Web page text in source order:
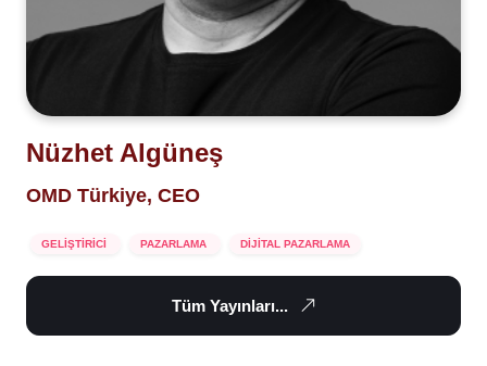
Nüzhet Algüneş
OMD Türkiye, CEO
GELİŞTİRİCİ PAZARLAMA DİJİTAL PAZARLAMA
Tüm Yayınları...